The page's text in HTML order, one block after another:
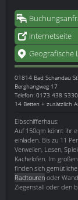
Internetseite
Geografische
01814 Bad Schandau
Berghangweg 17
Telefon: 0173 438 5330
14 Betten + zusätzlich
Elbschifferhaus:
Auf 150qm könnt ihr
einladen. Bis zu 11
Verweilen, Lesen,
Kachelofen. Im
finden sich
Radtouren oder
Ziegenstall oder den